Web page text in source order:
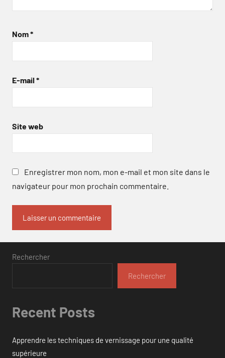
Nom*
E-mail *
Site web
Enregistrer mon nom, mon e-mail et mon site dans le
navigateur pour mon prochain commentaire.
Rechercher
Rechercher
Recent Posts
Apprendre les techniques de vernissage pour une qualité
supérieure